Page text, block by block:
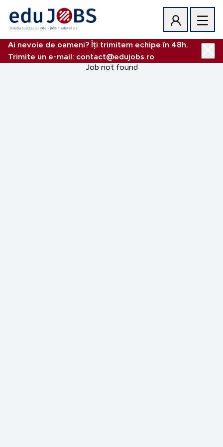
Ai nevoie de oameni? Îți trimitem echipe în 48h.
Trimite un e-mail: contact@edujobs.ro
Job not found